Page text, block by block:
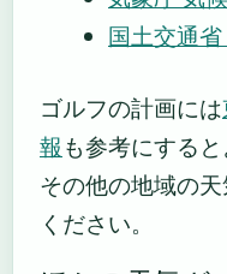
国土交通
ゴルフの計画には
報も参考にすると
その他の地域の
ください。